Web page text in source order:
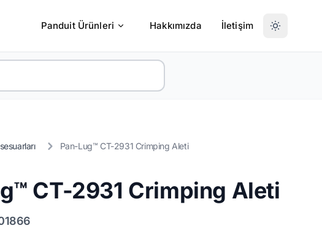
Panduit Ürünleri Hakkımızda İletişim
Pan-Lug™ CT-2931 Crimping Aleti
CT-2931 Crimping Aleti